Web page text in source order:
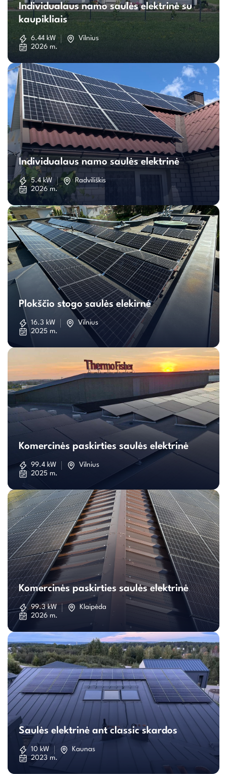
namo
saulės
kaupikliais
Individualaus namo saulės elektrinė su
kaupikliais
6.44 kW
Vilnius
2026 m.
Individualaus
namo
saulės
Individualaus namo saulės elektrinė
5.4 kW
Radviliškis
2026 m.
Plokščio
stogo
saulės
elekirnė
Plokščio stogo saulės elekirnė
16.3 kW
Vilnius
2025 m.
Komercinės
paskirties
saulės
elektrinė
Komercinės paskirties saulės elektrinė
99.4 kW
Vilnius
2025 m.
Komercinės
paskirties
saulės
Komercinės paskirties saulės elektrinė
99.3 kW
Klaipėda
2026 m.
Saulės
elektrinė
Saulės elektrinė ant classic skardos
10 kW
Kaunas
2023 m.